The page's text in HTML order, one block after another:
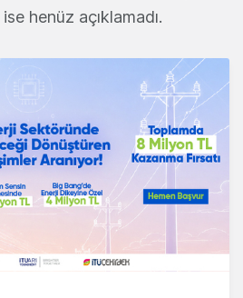
henüz açıklamadı.